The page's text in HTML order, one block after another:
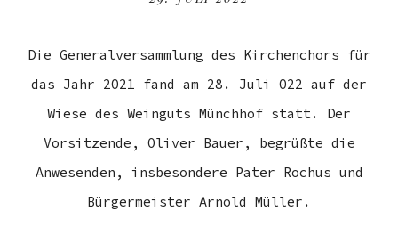
Die Generalversammlung des Kirchenchors für
das Jahr 2021 fand am 28. Juli 022 auf der
Wiese des Weinguts Münchhof statt. Der
Vorsitzende, Oliver Bauer, begrüßte die
Anwesenden, insbesondere Pater Rochus und
Bürgermeister Arnold Müller.